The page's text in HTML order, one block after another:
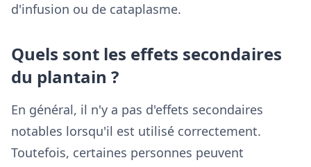
d'infusion ou de cataplasme.
Quels sont les effets secondaires
du plantain ?
En général, il n'y a pas d'effets secondaires
notables lorsqu'il est utilisé correctement.
Toutefois, certaines personnes peuvent